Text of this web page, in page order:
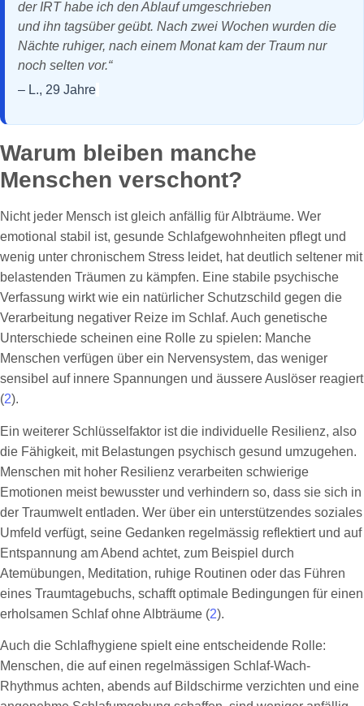
der IRT habe ich den Ablauf umgeschrieben
und ihn tagsüber geübt. Nach zwei Wochen wurden die
Nächte ruhiger, nach einem Monat kam der Traum nur
noch selten vor.“
– L., 29 Jahre
Warum bleiben manche
Menschen verschont?
Nicht jeder Mensch ist gleich anfällig für Albträume. Wer
emotional stabil ist, gesunde Schlafgewohnheiten pflegt und
wenig unter chronischem Stress leidet, hat deutlich seltener mit
belastenden Träumen zu kämpfen. Eine stabile psychische
Verfassung wirkt wie ein natürlicher Schutzschild gegen die
Verarbeitung negativer Reize im Schlaf. Auch genetische
Unterschiede scheinen eine Rolle zu spielen: Manche
Menschen verfügen über ein Nervensystem, das weniger
sensibel auf innere Spannungen und äussere Auslöser reagiert
(2).
Ein weiterer Schlüsselfaktor ist die individuelle Resilienz, also
die Fähigkeit, mit Belastungen psychisch gesund umzugehen.
Menschen mit hoher Resilienz verarbeiten schwierige
Emotionen meist bewusster und verhindern so, dass sie sich in
der Traumwelt entladen. Wer über ein unterstützendes soziales
Umfeld verfügt, seine Gedanken regelmässig reflektiert und auf
Entspannung am Abend achtet, zum Beispiel durch
Atemübungen, Meditation, ruhige Routinen oder das Führen
eines Traumtagebuchs, schafft optimale Bedingungen für einen
erholsamen Schlaf ohne Albträume (2).
Auch die Schlafhygiene spielt eine entscheidende Rolle:
Menschen, die auf einen regelmässigen Schlaf-Wach-
Rhythmus achten, abends auf Bildschirme verzichten und eine